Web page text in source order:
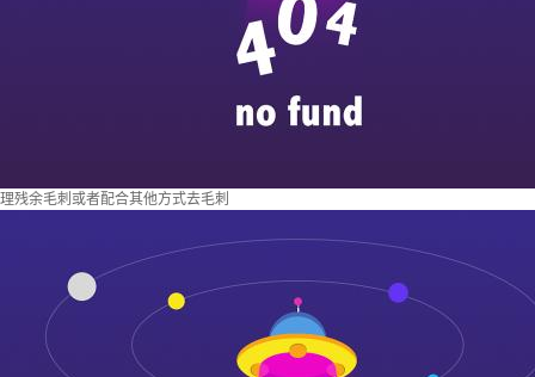
理残余毛刺或者配合其他方式去毛刺